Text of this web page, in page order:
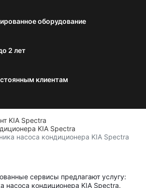
оборудование
2 лет
клиентам
KIA Spectra
KIA Spectra
насоса кондиционера KIA Spectra
сервисы предлагают услугу:
насоса кондиционера KIA Spectra.